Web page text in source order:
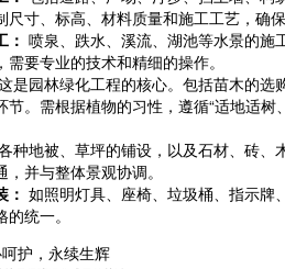
尺寸、标高、材料质量和施工工艺，确保
： 喷泉、跌水、溪流、湖池等水景的施
需要专业的技术和精细的操作。
是园林绿化工程的核心。包括苗木的选
节。需根据植物的习性，遵循“适地适树
种地被、草坪的铺设，以及石材、砖、
并与整体景观协调。
： 如照明灯具、座椅、垃圾桶、指示牌
统一。
护，永续生辉